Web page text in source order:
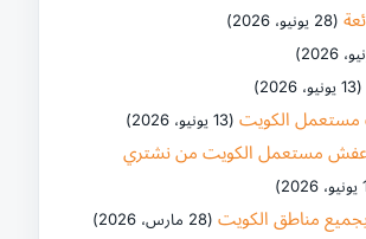
(28 يونيو، 2026)
(13 يونيو، 2026)
مستعمل الكويت (13 يونيو، 2026)
عفش مستعمل الكويت من نشتري
مناطق الكويت (28 مارس، 2026)